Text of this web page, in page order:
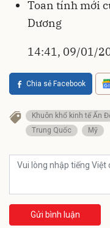
Toan tính mới
Dương
14:41, 09/01/
Chia sẻ Facebook
Khuôn khổ kinh tế Ấn
Trung Quốc
Mỹ
Gửi bình luận